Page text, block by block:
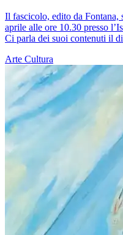
Il fascicolo, edito da Fontana,
aprile alle ore 10.30 presso
Ci parla dei suoi contenuti il
Arte Cultura